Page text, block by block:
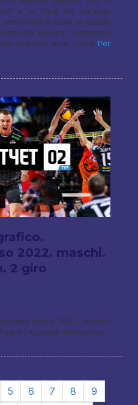
e le Final Six saranno
in base ai risultati
ha appena combattuto
la prima linea, come Per
2022. maschi.
2 giro
russo 2022. maschi.
/ Kuzbass (Kemerovo)
5 6 7 8
9